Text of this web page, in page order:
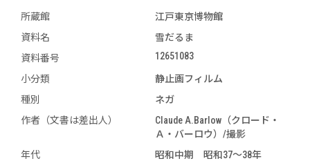
所蔵館
江戸東京博物館
資料名
雪だるま
資料番号
12651083
小分類
静止画フィルム
種別
ネガ
作者（文書は差出人）
Claude A.Barlow（クロード・
Ａ・バーロウ）/撮影
年代
昭和中期 昭和37～38年